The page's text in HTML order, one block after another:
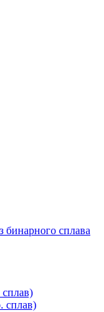
бинарного сплава
сплав)